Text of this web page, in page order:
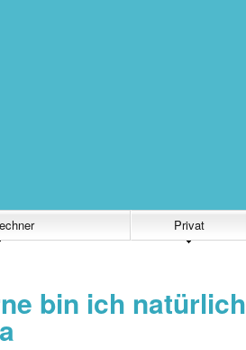
Privat
bin ich natürlich